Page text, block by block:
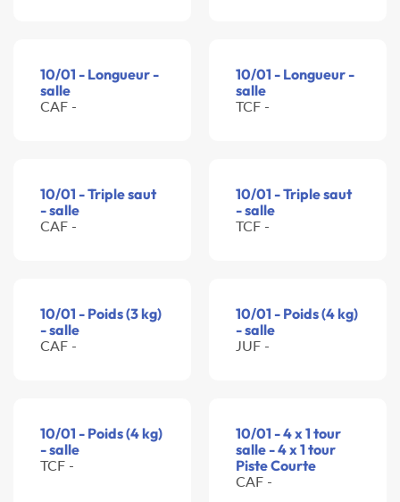
10/01 - Longueur -
salle
CAF -
10/01 - Longueur -
salle
TCF -
10/01 - Triple saut
- salle
CAF -
10/01 - Triple saut
- salle
TCF -
10/01 - Poids (3 kg)
- salle
CAF -
10/01 - Poids (4 kg)
- salle
JUF -
10/01 - Poids (4 kg)
- salle
TCF -
10/01 - 4 x 1 tour
salle - 4 x 1 tour
Piste Courte
CAF -